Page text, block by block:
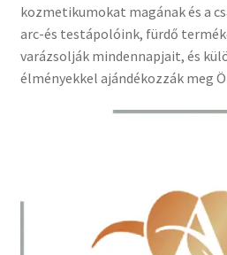
kozmetikumokat magának és a
arc-és testápolóink, fürdő
varázsolják mindennapjait, és
élményekkel ajándékozzák meg